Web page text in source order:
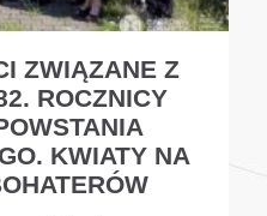
ZWIĄZANE Z
ROCZNICY
KWIATY NA